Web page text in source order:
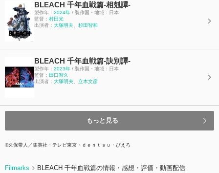
BLEACH 千年血戦篇-相剋譚-
製作年： 2024年 / 製作国・地域：日本
監督： 村⽥光
出演者： 大塚明夫、 杉田智和
BLEACH 千年血戦篇-訣別譚-
製作年： 2023年 / 製作国・地域：日本
監督： 田口智久
出演者： 大塚明夫、 立木文彦
もっと見る
©久保帯人／集英社・テレビ東京・ｄｅｎｔｓｕ・ぴえろ
Filmarks BLEACH 千年血戦篇の情報・感想・評価・動画配信